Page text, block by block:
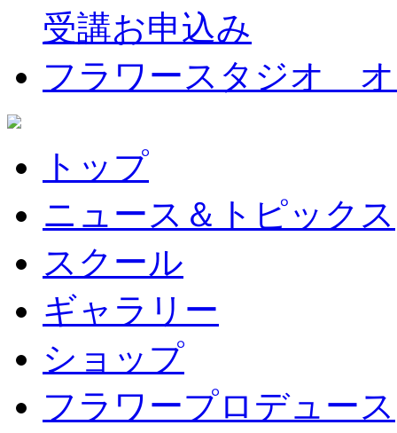
受講お申込み
フラワースタジオ
トップ
ニュース＆トピックス
スクール
ギャラリー
ショップ
フラワープロデュース